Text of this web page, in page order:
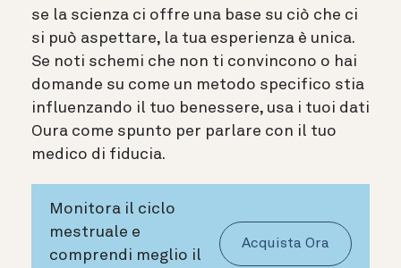
se la scienza ci offre una base su ciò che ci
si può aspettare, la tua esperienza è unica.
Se noti schemi che non ti convincono o hai
domande su come un metodo specifico stia
influenzando il tuo benessere, usa i tuoi dati
Oura come spunto per parlare con il tuo
medico di fiducia.
Monitora il ciclo
mestruale e
comprendi meglio il
Acquista Ora